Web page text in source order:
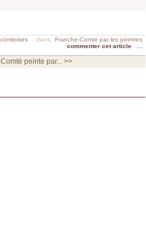
- dans
Franche-Comté par les peintres
commenter cet article
peinte par... >>